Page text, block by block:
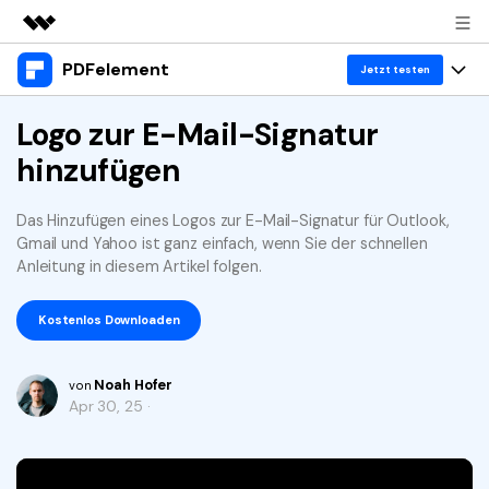
Top-Produkte
Dienstprogramme
Business
Überblick
Über uns
Presseraum
Support
PDFelement Jetzt testen
Produkte
Desktop
PDFelement für Windows
PDFelement für Mac
Mobile App
PDFelement für Android
Lösungen
Benutzer im Bildungswesen
PDF lesen
PDF kommentieren
PDF kombinieren
Ressourcen
Top PDF-Software
Mac-Software
10p+ Unternehmen
Logo zur E-Mail-Signatur
hinzufügen
Das Hinzufügen eines Logos zur E-Mail-Signatur für Outlook,
Gmail und Yahoo ist ganz einfach, wenn Sie der schnellen
Anleitung in diesem Artikel folgen.
Kostenlos Downloaden
von Noah Hofer
Apr 30, 25 ·